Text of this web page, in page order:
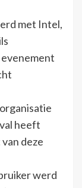
met Intel,
heeft
deze
werd